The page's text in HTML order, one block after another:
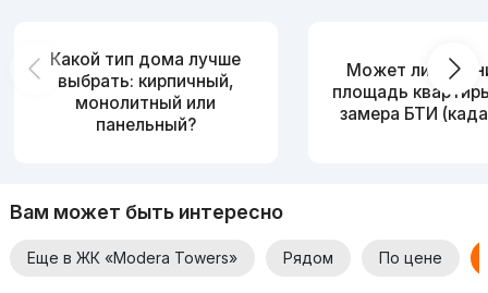
Какой тип дома лучше
выбрать: кирпичный,
монолитный или
панельный?
Может ли
площадь
замера БТИ
Вам может быть интересно
Еще в ЖК «Modera Towers» Рядом По цене